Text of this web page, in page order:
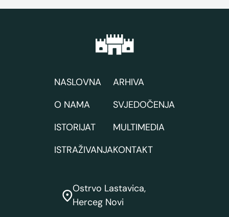
NASLOVNA
O NAMA
ISTORIJAT
ISTRAŽIVANJA
ARHIVA
SVJEDOČENJA
MULTIMEDIA
KONTAKT
Ostrvo Lastavica,
Herceg Novi